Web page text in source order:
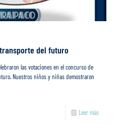
del futuro
las votaciones en el concurso de
Nuestros niños y niñas demostraron
Leer más